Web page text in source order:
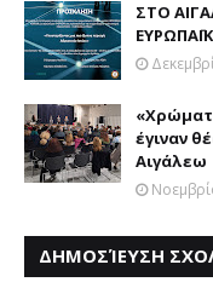
ΣΤΟ
έγιναν
Αιγάλεω
ΔΗΜΟΣΊΕΥΣΗ